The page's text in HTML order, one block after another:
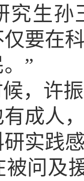
究生孙
要在
”
，许
成人
实践
被问及